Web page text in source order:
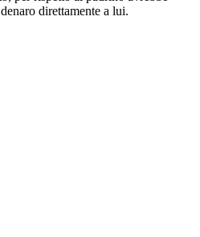
direttamente a lui.